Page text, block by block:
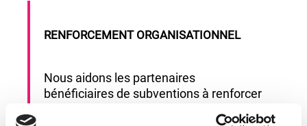
RENFORCEMENT ORGANISATIONNEL
Nous aidons les partenaires
bénéficiaires de subventions à renforcer